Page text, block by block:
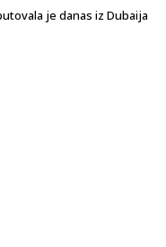
je danas iz Dubaija